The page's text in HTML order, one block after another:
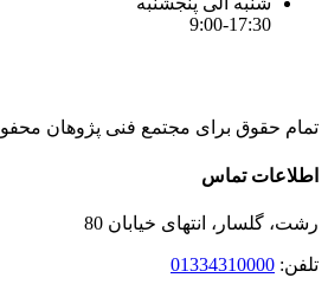
9:00-17:30
تمام حقوق برای مجتمع فنی پژوهان
Instagram
LinkedIn
Toggle
Bar
Area
اطلاعات تماس
رشت، گلسار، انتهای خیابان 80
تلفن: 01334310000